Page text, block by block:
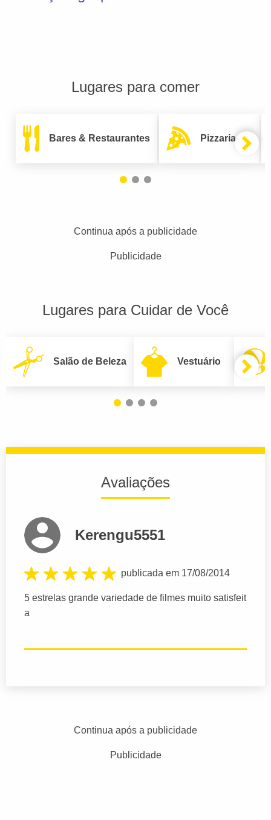
Lugares para comer
Bares & Restaurantes Pizzarias
Continua após a publicidade
Publicidade
Lugares para Cuidar de Você
Salão de Beleza Vestuário
Avaliações
Kerengu5551
publicada em 17/08/2014
5 estrelas grande variedade de filmes muito satisfeit
a
Continua após a publicidade
Publicidade